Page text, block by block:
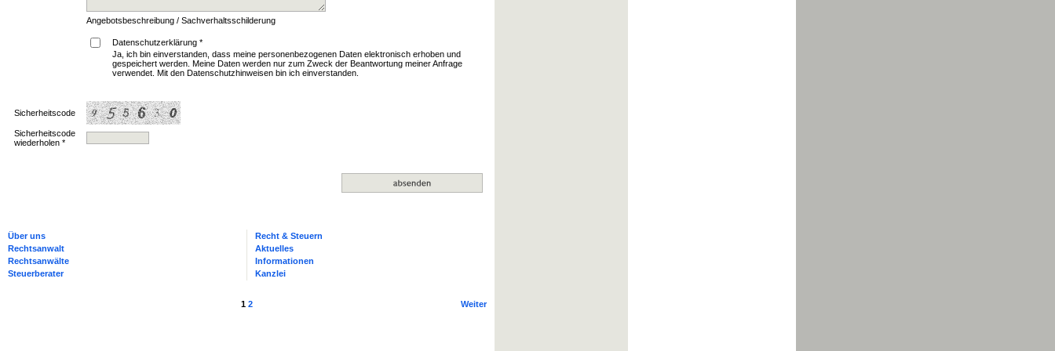
Angebotsbeschreibung / Sachverhaltsschilderung
Datenschutzerklärung *
Ja, ich bin einverstanden, dass meine personenbezogenen Daten elektronisch erhoben und
gespeichert werden. Meine Daten werden nur zum Zweck der Beantwortung meiner Anfrage
verwendet. Mit den Datenschutzhinweisen bin ich einverstanden.
Sicherheitscode
Sicherheitscode
wiederholen *
Über uns
Rechtsanwalt
Rechtsanwälte
Steuerberater
Recht & Steuern
Aktuelles
Informationen
Kanzlei
1 2 Weiter